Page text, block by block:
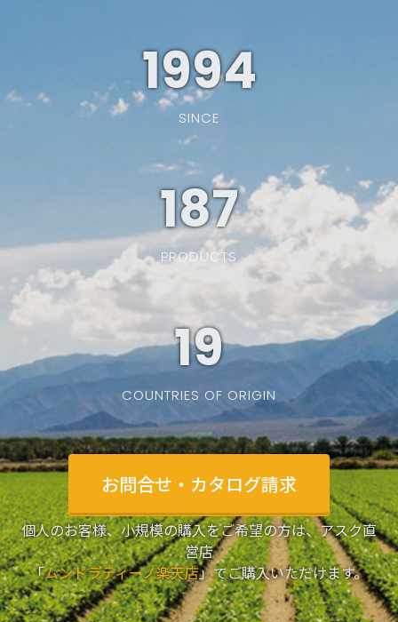
1994
SINCE
187
PRODUCTS
19
COUNTRIES OF ORIGIN
お問合せ・カタログ請求
個人のお客様、小規模の購入をご希望の方は、アスク直
営店
「ムンドラティーノ楽天店」でご購入いただけます。